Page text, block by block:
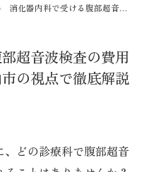
消化器内科で受ける腹部超音波検査の費用や科選びを滋賀県守山市の視点で徹底解説
超音波検査の費用
の視点で徹底解説
どの診療科で腹部超音